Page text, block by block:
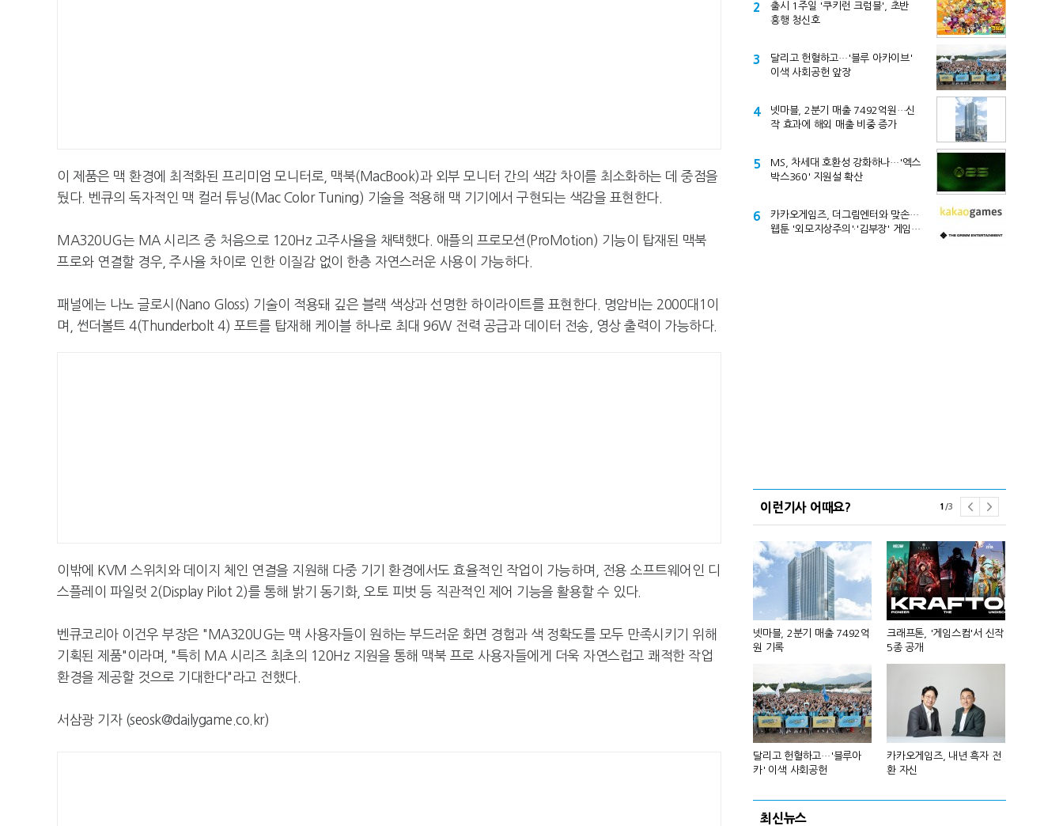
이 제품은 맥 환경에 최적화된 프리미엄 모니터로, 맥북(MacBook)과 외부 모니터 간의 색감 차이를 최소화하는 데 중점을
뒀다. 벤큐의 독자적인 맥 컬러 튜닝(Mac Color Tuning) 기술을 적용해 맥 기기에서 구현되는 색감을 표현한다.
MA320UG는 MA 시리즈 중 처음으로 120Hz 고주사율을 채택했다. 애플의 프로모션(ProMotion) 기능이 탑재된 맥북
프로와 연결할 경우, 주사율 차이로 인한 이질감 없이 한층 자연스러운 사용이 가능하다.
패널에는 나노 글로시(Nano Gloss) 기술이 적용돼 깊은 블랙 색상과 선명한 하이라이트를 표현한다. 명암비는 2000대1이
며, 썬더볼트 4(Thunderbolt 4) 포트를 탑재해 케이블 하나로 최대 96W 전력 공급과 데이터 전송, 영상 출력이 가능하다.
이밖에 KVM 스위치와 데이지 체인 연결을 지원해 다중 기기 환경에서도 효율적인 작업이 가능하며, 전용 소프트웨어인 디
스플레이 파일럿 2(Display Pilot 2)를 통해 밝기 동기화, 오토 피벗 등 직관적인 제어 기능을 활용할 수 있다.
벤큐코리아 이건우 부장은 "MA320UG는 맥 사용자들이 원하는 부드러운 화면 경험과 색 정확도를 모두 만족시키기 위해
기획된 제품"이라며, "특히 MA 시리즈 최초의 120Hz 지원을 통해 맥북 프로 사용자들에게 더욱 자연스럽고 쾌적한 작업
환경을 제공할 것으로 기대한다"라고 전했다.
서삼광 기자 (seosk@dailygame.co.kr)
2
출시 1주일 '쿠키런 크럼블', 초반
흥행 청신호
3
달리고 헌혈하고…'블루 아카이브'
이색 사회공헌 앞장
4
넷마블, 2분기 매출 7492억원…신
작 효과에 해외 매출 비중 증가
5
MS, 차세대 호환성 강화하나…'엑스
박스360' 지원설 확산
6
카카오게임즈, 더그림엔터와 맞손…
웹툰 '외모지상주의'·'김부장' 게임
이런기사 어때요? 1 /3
"'SWC', 앞으로도 10년 이
상 지속될 것"
붉은사막, 中 'CGIA'서 '최
고 국제 게임' 선정
넷마블, 2분기 매출 7492억
원 기록
크래프톤, '게임스컴'서 신작
5종 공개
달리고 헌혈하고…'블루아
카' 이색 사회공헌
카카오게임즈, 내년 흑자 전
환 자신
최신뉴스